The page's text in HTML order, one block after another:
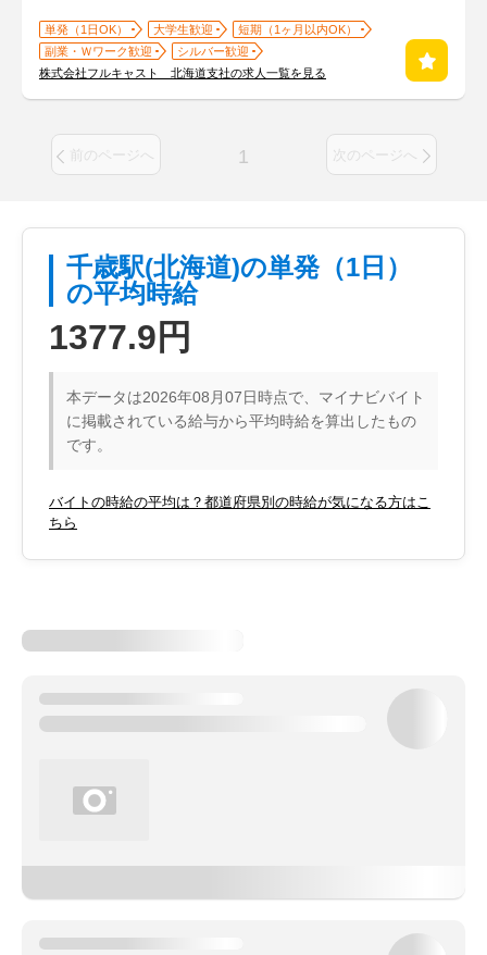
単発（1日OK） 大学生歓迎
短期（1ヶ月以内OK）
副業・Ｗワーク歓迎
シルバー歓迎
株式会社フルキャスト 北海道支社の求人一覧を見る
前のページへ 1 次のページへ
千歳駅(北海道)の単発（1日）
の平均時給
1377.9円
本データは2026年08月07日時点で、マイナビバイト
に掲載されている給与から平均時給を算出したもの
です。
バイトの時給の平均は？都道府県別の時給が気になる方はこ
ちら